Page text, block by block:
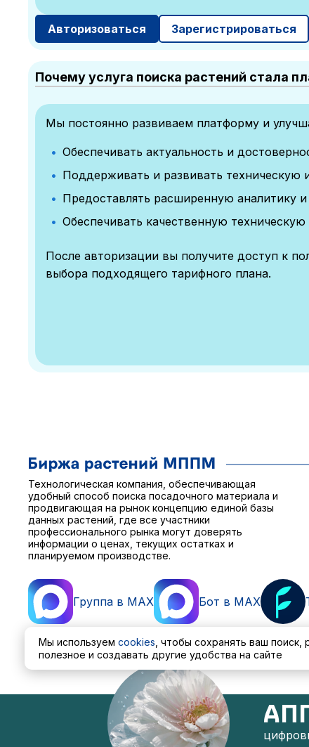
Авторизоваться Зарегистрироваться
Почему услуга поиска растений стала
Мы постоянно развиваем платформу и
Обеспечивать актуальность и
Поддерживать и развивать техническую
Предоставлять расширенную аналитику
Обеспечивать качественную
После авторизации вы получите доступ к
выбора подходящего тарифного плана.
Технологическая компания, обеспечивающая
удобный способ поиска посадочного материала и
продвигающая на рынок концепцию единой базы
данных растений, где все участники
профессионального рынка могут доверять
информации о ценах, текущих остатках и
планируемом производстве.
Группа в MAX Бот в MAX
Пользовательское соглашениеПолитика
Мы используем cookies , чтобы сохранять ваш поиск,
полезное и создавать другие удобства на сайте